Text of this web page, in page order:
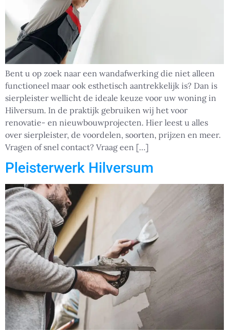
Bent u op zoek naar een wandafwerking die niet alleen
functioneel maar ook esthetisch aantrekkelijk is? Dan is
sierpleister wellicht de ideale keuze voor uw woning in
Hilversum. In de praktijk gebruiken wij het voor
renovatie- en nieuwbouwprojecten. Hier leest u alles
over sierpleister, de voordelen, soorten, prijzen en meer.
Vragen of snel contact? Vraag een […]
Pleisterwerk Hilversum